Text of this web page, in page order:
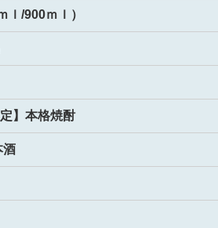
/900ｍｌ）
】本格焼酎
酒